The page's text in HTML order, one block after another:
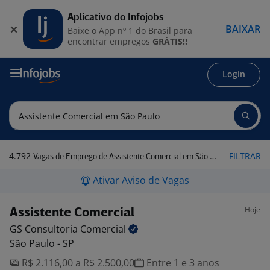
Login
4.792 Vagas de Emprego de Assistente Comercial em São Paulo FILTRAR
Ativar Aviso de Vagas
Assistente Comercial Hoje
GS Consultoria Comercial
São Paulo - SP
R$ 2.116,00 a R$ 2.500,00
Entre 1 e 3 anos
Aplicativo do Infojobs
Baixe o App nº 1 do Brasil para
encontrar empregos GRÁTIS!!
BAIXAR